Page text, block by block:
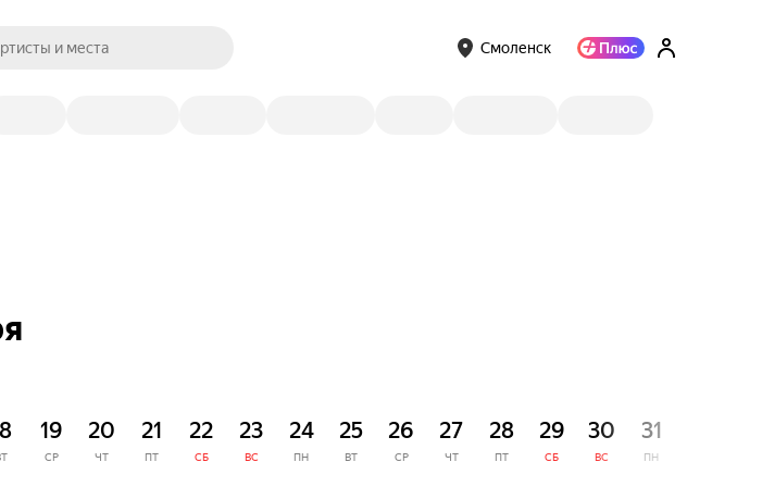
и места Смоленск
19
СР
20
ЧТ
21
ПТ
22
СБ
23
ВС
24
ПН
25
ВТ
26
СР
27
ЧТ
28
ПТ
29
СБ
30
ВС
31
ПН